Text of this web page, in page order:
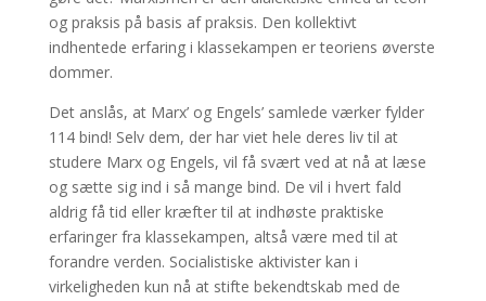
og praksis på basis af praksis. Den kollektivt
indhentede erfaring i klassekampen er teoriens øverste
dommer.
Det anslås, at Marx’ og Engels’ samlede værker fylder
114 bind! Selv dem, der har viet hele deres liv til at
studere Marx og Engels, vil få svært ved at nå at læse
og sætte sig ind i så mange bind. De vil i hvert fald
aldrig få tid eller kræfter til at indhøste praktiske
erfaringer fra klassekampen, altså være med til at
forandre verden. Socialistiske aktivister kan i
virkeligheden kun nå at stifte bekendtskab med de